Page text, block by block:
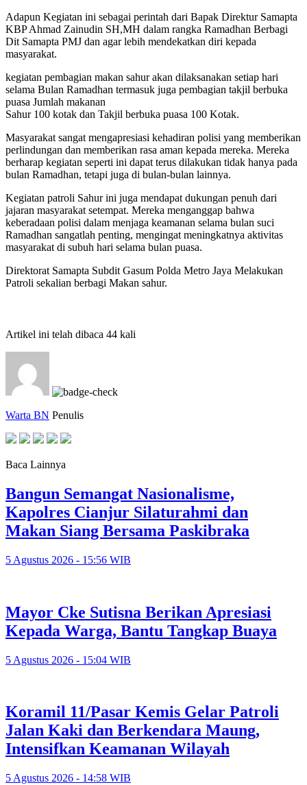
Adapun Kegiatan ini sebagai perintah dari Bapak Direktur Samapta
KBP Ahmad Zainudin SH,MH dalam rangka Ramadhan Berbagi
Dit Samapta PMJ dan agar lebih mendekatkan diri kepada
masyarakat.
kegiatan pembagian makan sahur akan dilaksanakan setiap hari
selama Bulan Ramadhan termasuk juga pembagian takjil berbuka
puasa Jumlah makanan
Sahur 100 kotak dan Takjil berbuka puasa 100 Kotak.
Masyarakat sangat mengapresiasi kehadiran polisi yang memberikan
perlindungan dan memberikan rasa aman kepada mereka. Mereka
berharap kegiatan seperti ini dapat terus dilakukan tidak hanya pada
bulan Ramadhan, tetapi juga di bulan-bulan lainnya.
Kegiatan patroli Sahur ini juga mendapat dukungan penuh dari
jajaran masyarakat setempat. Mereka menganggap bahwa
keberadaan polisi dalam menjaga keamanan selama bulan suci
Ramadhan sangatlah penting, mengingat meningkatnya aktivitas
masyarakat di subuh hari selama bulan puasa.
Direktorat Samapta Subdit Gasum Polda Metro Jaya Melakukan
Patroli sekalian berbagi Makan sahur.
Artikel ini telah dibaca 44 kali
Warta BN Penulis
Baca Lainnya
Bangun Semangat Nasionalisme,
Kapolres Cianjur Silaturahmi dan
Makan Siang Bersama Paskibraka
5 Agustus 2026 - 15:56 WIB
Mayor Cke Sutisna Berikan Apresiasi
Kepada Warga, Bantu Tangkap Buaya
5 Agustus 2026 - 15:04 WIB
Koramil 11/Pasar Kemis Gelar Patroli
Jalan Kaki dan Berkendara Maung,
Intensifkan Keamanan Wilayah
5 Agustus 2026 - 14:58 WIB